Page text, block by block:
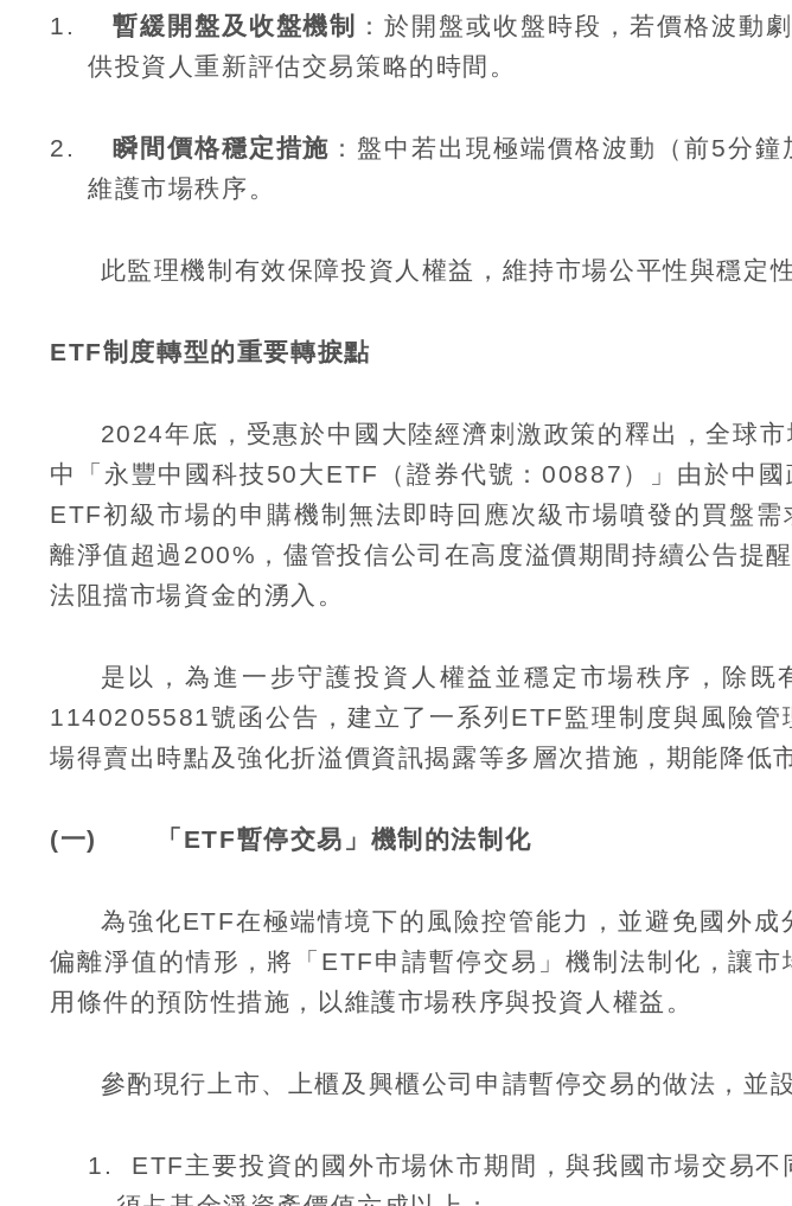
1. 暫緩開盤及收盤機制 ：於開盤或收盤時段，若價格波動
供投資人重新評估交易策略的時間。
2. 瞬間價格穩定措施 ：盤中若出現極端價格波動（前5分鐘
維護市場秩序。
此監理機制有效保障投資人權益，維持市場公平性與穩定
ETF制度轉型的重要轉捩點
2024年底，受惠於中國大陸經濟刺激政策的釋出，全球
中「永豐中國科技50大ETF （證券代號：00887 ）」由於中
ETF初級市場的申購機制無法即時回應次級市場噴發的買盤需
離淨值超過 200% ，儘管投信公司在高度溢價期間持續公告提
法阻擋市場資金的湧入。
是以，為進一步守護投資人權益並穩定市場秩序，除既
1140205581號函公告，建立了一系列 ETF監理制度與風險管
場得賣出時點及強化折溢價資訊揭露等多層次措施，期能降低
(一) 「 ETF暫停交易」機制的法制化
為強化ETF在極端情境下的風險控管能力，並避免國外成
偏離淨值的情形，將「 ETF申請暫停交易」機制法制化，讓
用條件的預防性措施，以維護市場秩序與投資人權益。
參酌現行上市、上櫃及興櫃公司申請暫停交易的做法，並
1. ETF主要投資的國外市場休市期間，與我國市場交易